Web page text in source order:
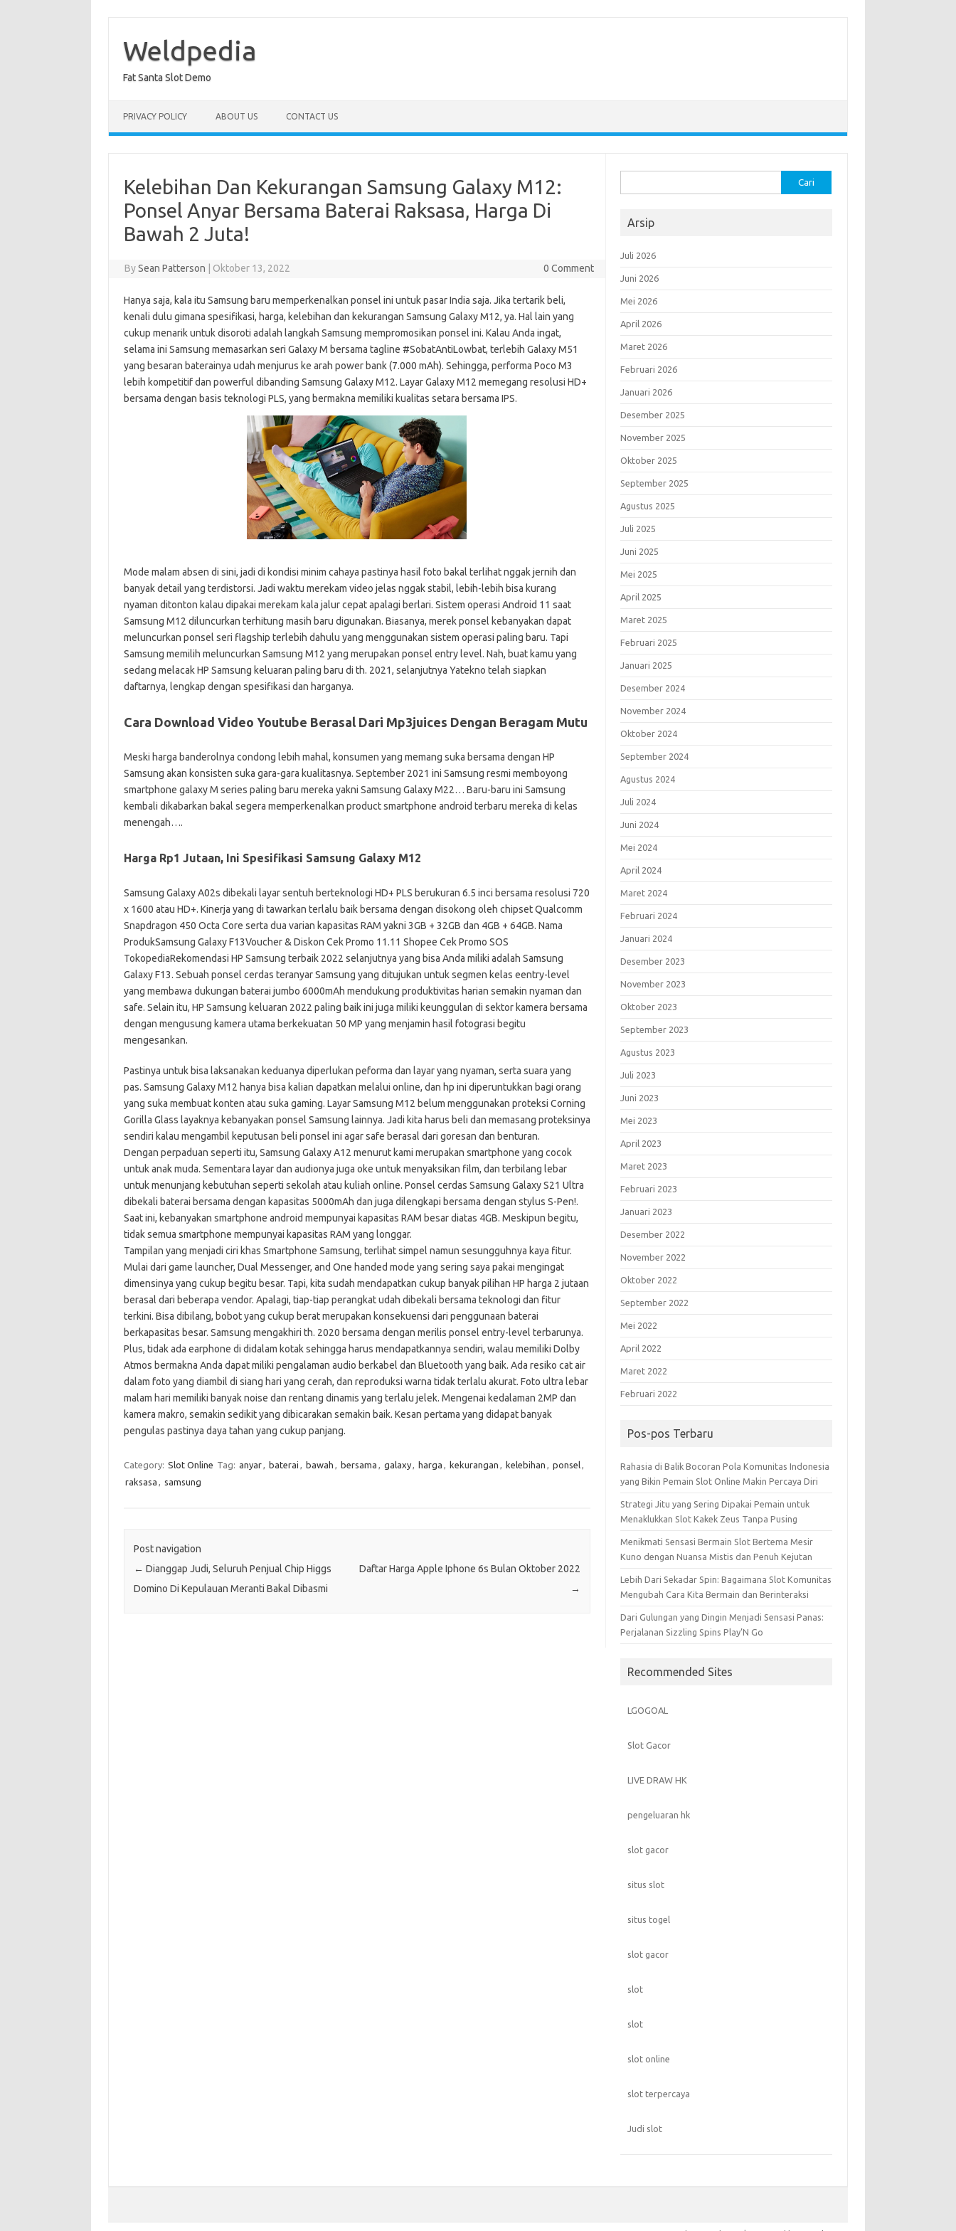
contentWeldpedia
Fat Santa Slot Demo
PRIVACY POLICY ABOUT US CONTACT US
Kelebihan Dan Kekurangan Samsung Galaxy M12:
Ponsel Anyar Bersama Baterai Raksasa, Harga Di
Bawah 2 Juta!
BySean Patterson Oktober 13, 2022 0 Comment
Hanya saja, kala itu Samsung baru memperkenalkan ponsel ini untuk pasar India saja. Jika tertarik beli,
kenali dulu gimana spesifikasi, harga, kelebihan dan kekurangan Samsung Galaxy M12, ya. Hal lain yang
cukup menarik untuk disoroti adalah langkah Samsung mempromosikan ponsel ini. Kalau Anda ingat,
selama ini Samsung memasarkan seri Galaxy M bersama tagline #SobatAntiLowbat, terlebih Galaxy M51
yang besaran baterainya udah menjurus ke arah power bank (7.000 mAh). Sehingga, performa Poco M3
lebih kompetitif dan powerful dibanding Samsung Galaxy M12. Layar Galaxy M12 memegang resolusi HD+
bersama dengan basis teknologi PLS, yang bermakna memiliki kualitas setara bersama IPS.
Mode malam absen di sini, jadi di kondisi minim cahaya pastinya hasil foto bakal terlihat nggak jernih dan
banyak detail yang terdistorsi. Jadi waktu merekam video jelas nggak stabil, lebih-lebih bisa kurang
nyaman ditonton kalau dipakai merekam kala jalur cepat apalagi berlari. Sistem operasi Android 11 saat
Samsung M12 diluncurkan terhitung masih baru digunakan. Biasanya, merek ponsel kebanyakan dapat
meluncurkan ponsel seri flagship terlebih dahulu yang menggunakan sistem operasi paling baru. Tapi
Samsung memilih meluncurkan Samsung M12 yang merupakan ponsel entry level. Nah, buat kamu yang
sedang melacak HP Samsung keluaran paling baru di th. 2021, selanjutnya Yatekno telah siapkan
daftarnya, lengkap dengan spesifikasi dan harganya.
Cara Download Video Youtube Berasal Dari Mp3juices Dengan Beragam Mutu
Meski harga banderolnya condong lebih mahal, konsumen yang memang suka bersama dengan HP
Samsung akan konsisten suka gara-gara kualitasnya. September 2021 ini Samsung resmi memboyong
smartphone galaxy M series paling baru mereka yakni Samsung Galaxy M22… Baru-baru ini Samsung
kembali dikabarkan bakal segera memperkenalkan product smartphone android terbaru mereka di kelas
menengah….
Harga Rp1 Jutaan, Ini Spesifikasi Samsung Galaxy M12
Samsung Galaxy A02s dibekali layar sentuh berteknologi HD+ PLS berukuran 6.5 inci bersama resolusi 720
x 1600 atau HD+. Kinerja yang di tawarkan terlalu baik bersama dengan disokong oleh chipset Qualcomm
Snapdragon 450 Octa Core serta dua varian kapasitas RAM yakni 3GB + 32GB dan 4GB + 64GB. Nama
ProdukSamsung Galaxy F13Voucher & Diskon Cek Promo 11.11 Shopee Cek Promo SOS
TokopediaRekomendasi HP Samsung terbaik 2022 selanjutnya yang bisa Anda miliki adalah Samsung
Galaxy F13. Sebuah ponsel cerdas teranyar Samsung yang ditujukan untuk segmen kelas eentry-level
yang membawa dukungan baterai jumbo 6000mAh mendukung produktivitas harian semakin nyaman dan
safe. Selain itu, HP Samsung keluaran 2022 paling baik ini juga miliki keunggulan di sektor kamera bersama
dengan mengusung kamera utama berkekuatan 50 MP yang menjamin hasil fotograsi begitu
mengesankan.
Pastinya untuk bisa laksanakan keduanya diperlukan peforma dan layar yang nyaman, serta suara yang
pas. Samsung Galaxy M12 hanya bisa kalian dapatkan melalui online, dan hp ini diperuntukkan bagi orang
yang suka membuat konten atau suka gaming. Layar Samsung M12 belum menggunakan proteksi Corning
Gorilla Glass layaknya kebanyakan ponsel Samsung lainnya. Jadi kita harus beli dan memasang proteksinya
sendiri kalau mengambil keputusan beli ponsel ini agar safe berasal dari goresan dan benturan.
Dengan perpaduan seperti itu, Samsung Galaxy A12 menurut kami merupakan smartphone yang cocok
untuk anak muda. Sementara layar dan audionya juga oke untuk menyaksikan film, dan terbilang lebar
untuk menunjang kebutuhan seperti sekolah atau kuliah online. Ponsel cerdas Samsung Galaxy S21 Ultra
dibekali baterai bersama dengan kapasitas 5000mAh dan juga dilengkapi bersama dengan stylus S-Pen!.
Saat ini, kebanyakan smartphone android mempunyai kapasitas RAM besar diatas 4GB. Meskipun begitu,
tidak semua smartphone mempunyai kapasitas RAM yang longgar.
Tampilan yang menjadi ciri khas Smartphone Samsung, terlihat simpel namun sesungguhnya kaya fitur.
Mulai dari game launcher, Dual Messenger, and One handed mode yang sering saya pakai mengingat
dimensinya yang cukup begitu besar. Tapi, kita sudah mendapatkan cukup banyak pilihan HP harga 2 jutaan
berasal dari beberapa vendor. Apalagi, tiap-tiap perangkat udah dibekali bersama teknologi dan fitur
terkini. Bisa dibilang, bobot yang cukup berat merupakan konsekuensi dari penggunaan baterai
berkapasitas besar. Samsung mengakhiri th. 2020 bersama dengan merilis ponsel entry-level terbarunya.
Plus, tidak ada earphone di didalam kotak sehingga harus mendapatkannya sendiri, walau memiliki Dolby
Atmos bermakna Anda dapat miliki pengalaman audio berkabel dan Bluetooth yang baik. Ada resiko cat air
dalam foto yang diambil di siang hari yang cerah, dan reproduksi warna tidak terlalu akurat. Foto ultra lebar
malam hari memiliki banyak noise dan rentang dinamis yang terlalu jelek. Mengenai kedalaman 2MP dan
kamera makro, semakin sedikit yang dibicarakan semakin baik. Kesan pertama yang didapat banyak
pengulas pastinya daya tahan yang cukup panjang.
Category: Slot Online Tag: anyar, baterai , bawah , bersama , galaxy, harga , kekurangan , kelebihan , ponsel,
raksasa , samsung
Post navigation
← Dianggap Judi, Seluruh Penjual Chip Higgs
Domino Di Kepulauan Meranti Bakal Dibasmi
Daftar Harga Apple Iphone 6s Bulan Oktober 2022
→
untuk:
Arsip
Juli 2026
Juni 2026
Mei 2026
April 2026
Maret 2026
Februari 2026
Januari 2026
Desember 2025
November 2025
Oktober 2025
September 2025
Agustus 2025
Juli 2025
Juni 2025
Mei 2025
April 2025
Maret 2025
Februari 2025
Januari 2025
Desember 2024
November 2024
Oktober 2024
September 2024
Agustus 2024
Juli 2024
Juni 2024
Mei 2024
April 2024
Maret 2024
Februari 2024
Januari 2024
Desember 2023
November 2023
Oktober 2023
September 2023
Agustus 2023
Juli 2023
Juni 2023
Mei 2023
April 2023
Maret 2023
Februari 2023
Januari 2023
Desember 2022
November 2022
Oktober 2022
September 2022
Mei 2022
April 2022
Maret 2022
Februari 2022
Pos-pos Terbaru
Rahasia di Balik Bocoran Pola Komunitas Indonesia
yang Bikin Pemain Slot Online Makin Percaya Diri
Strategi Jitu yang Sering Dipakai Pemain untuk
Menaklukkan Slot Kakek Zeus Tanpa Pusing
Menikmati Sensasi Bermain Slot Bertema Mesir
Kuno dengan Nuansa Mistis dan Penuh Kejutan
Lebih Dari Sekadar Spin: Bagaimana Slot Komunitas
Mengubah Cara Kita Bermain dan Berinteraksi
Dari Gulungan yang Dingin Menjadi Sensasi Panas:
Perjalanan Sizzling Spins Play’N Go
Recommended Sites
LGOGOAL
Slot Gacor
LIVE DRAW HK
pengeluaran hk
slot gacor
situs slot
situs togel
slot gacor
slot
slot
slot online
slot terpercaya
Judi slot